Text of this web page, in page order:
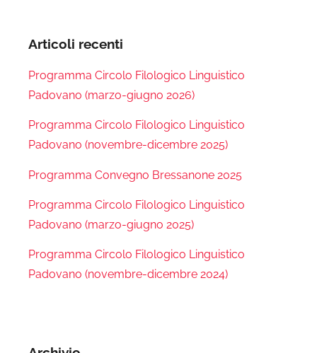
Articoli recenti
Programma Circolo Filologico Linguistico
Padovano (marzo-giugno 2026)
Programma Circolo Filologico Linguistico
Padovano (novembre-dicembre 2025)
Programma Convegno Bressanone 2025
Programma Circolo Filologico Linguistico
Padovano (marzo-giugno 2025)
Programma Circolo Filologico Linguistico
Padovano (novembre-dicembre 2024)